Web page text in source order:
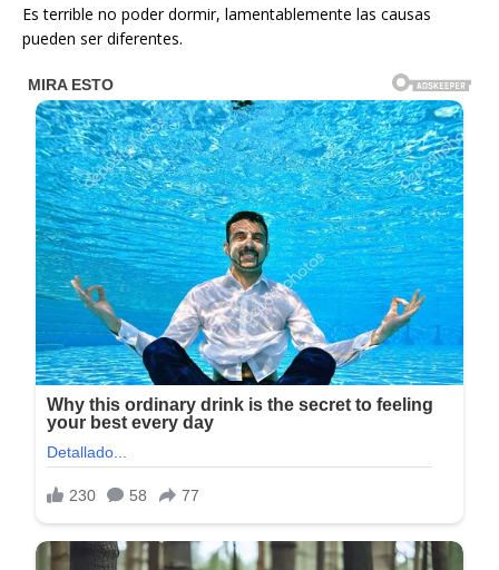
Es terrible no poder dormir, lamentablemente las causas
pueden ser diferentes.